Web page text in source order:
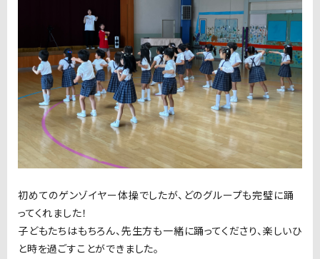
初めてのゲンゾイヤー体操でしたが、どのグループも完璧に踊
ってくれました！
子どもたちはもちろん、先生方も一緒に踊ってくださり、楽しいひ
と時を過ごすことができました。